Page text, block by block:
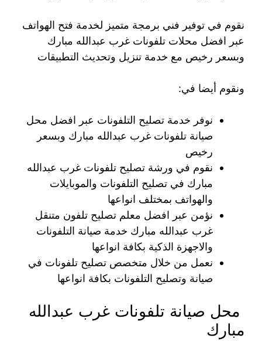
نقوم في توفير فني برمجة متميز لخدمة فتح الهواتف
عبر افضل محلات تلفونات غرب عبدالله مبارك
وبسعر رخيص مع خدمة تنزيل وتحديث التطبيقات
ونقوم أيضا في:
نوفر خدمة تصليح التلفونات عبر افضل محل
صيانة تلفونات غرب عبدالله مبارك وبسعر
رخيص
نقوم في ورشة تصليح تلفونات غرب عبدالله
مبارك في تصليح التلفونات والموبايلات
والهواتف بمختلف انواعها
نؤمن عبر افضل معلم تصليح تلفون متنقل
غرب عبدالله مبارك خدمة صيانة التلفونات
والاجهزة الذكية بكافة انواعها
نعمل من خلال متخصص تصليح تلفونات في
صيانة وتصليح التلفونات بكافة انواعها
محل صيانة تلفونات غرب عبدالله
مبارك